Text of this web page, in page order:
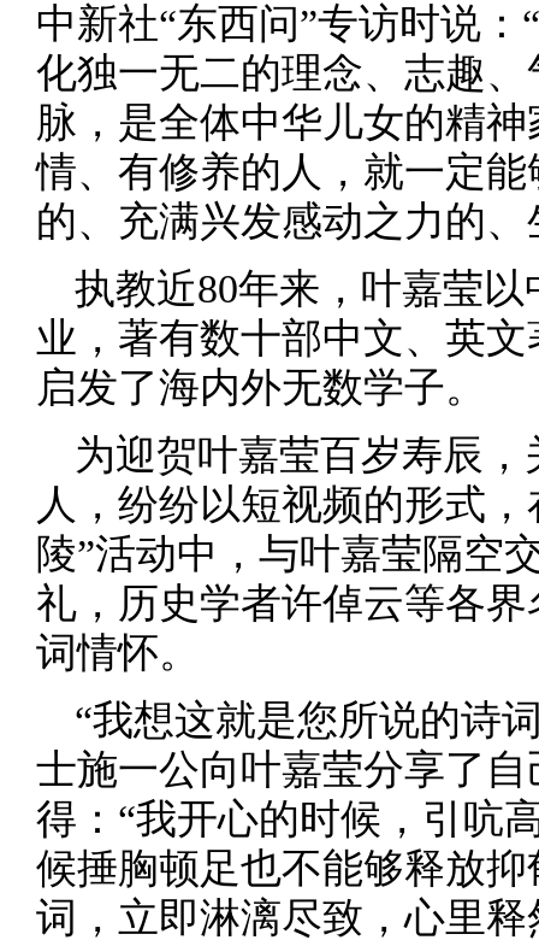
中新社“东西问”专访时说
化独一无二的理念、志趣
脉，是全体中华儿女的精
情、有修养的人，就一定
的、充满兴发感动之力的
执教近80年来，叶嘉莹
业，著有数十部中文、英
启发了海内外无数学子。
为迎贺叶嘉莹百岁寿辰
人，纷纷以短视频的形式
陵”活动中，与叶嘉莹隔空
礼，历史学者许倬云等各
词情怀。
“我想这就是您所说的诗
士施一公向叶嘉莹分享了
得：“我开心的时候，引吭
候捶胸顿足也不能够释放
词，立即淋漓尽致，心里释